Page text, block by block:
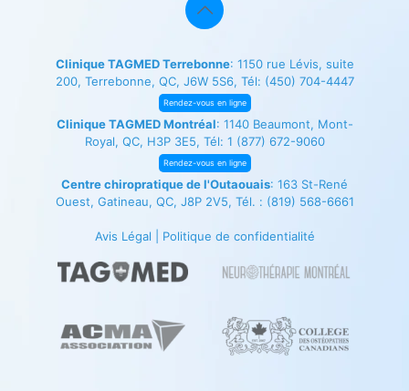
Clinique TAGMED Terrebonne: 1150 rue Lévis, suite
200, Terrebonne, QC, J6W 5S6, Tél: (450) 704-4447
Rendez-vous en ligne
Clinique TAGMED Montréal: 1140 Beaumont, Mont-
Royal, QC, H3P 3E5, Tél: 1 (877) 672-9060
Rendez-vous en ligne
Centre chiropratique de l'Outaouais: 163 St-René
Ouest, Gatineau, QC, J8P 2V5, Tél. : (819) 568-6661
Avis Légal Politique de confidentialité